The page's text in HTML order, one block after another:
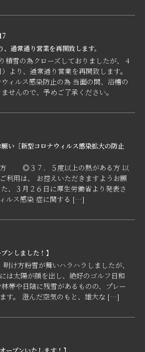
、通常通り営業を再開致します。
積雪の為クローズしておりましたが、 4
より、通常通り営業を再開致します。
ィルス感染防止の為 当面の間、浴槽の
せんので、予めご了承ください。
い［新型コロナウィルス感染拡大の防止
方 ◎３７．５度以上の熱がある方 以
利用は、 お控えいただきますようお願
、３月２６日に厚生労働省より発表さ
ルス感染 症に関する […]
ンしました！】
け方粉雪が舞いハラハラしましたが、
は太陽が顔を出し、絶好のゴルフ日和
帯や日陰に残雪があるものの、プレー
す。 澄んだ空気のもと、雄大な […]